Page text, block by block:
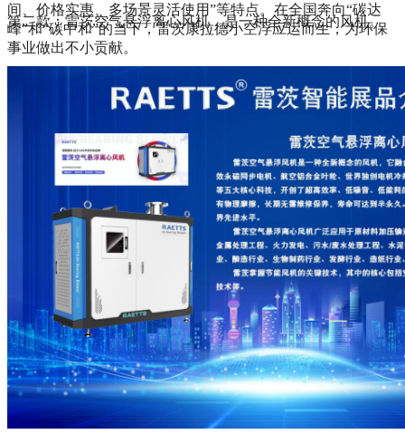
间、价格实惠、多场景灵活使用”等特点。在全国奔向“碳达
峰”和“碳中和”的当下，雷茨康拉德小空浮应运而生，为环保
事业做出不小贡献。
第二款：雷茨空气悬浮离心风机，是一种全新概念的风机。